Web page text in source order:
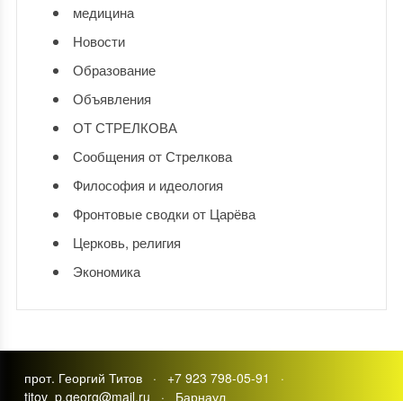
медицина
Новости
Образование
Объявления
ОТ СТРЕЛКОВА
Сообщения от Стрелкова
Философия и идеология
Фронтовые сводки от Царёва
Церковь, религия
Экономика
прот. Георгий Титов · +7 923 798-05-91 ·
titov_p.georg@mail.ru · Барнаул